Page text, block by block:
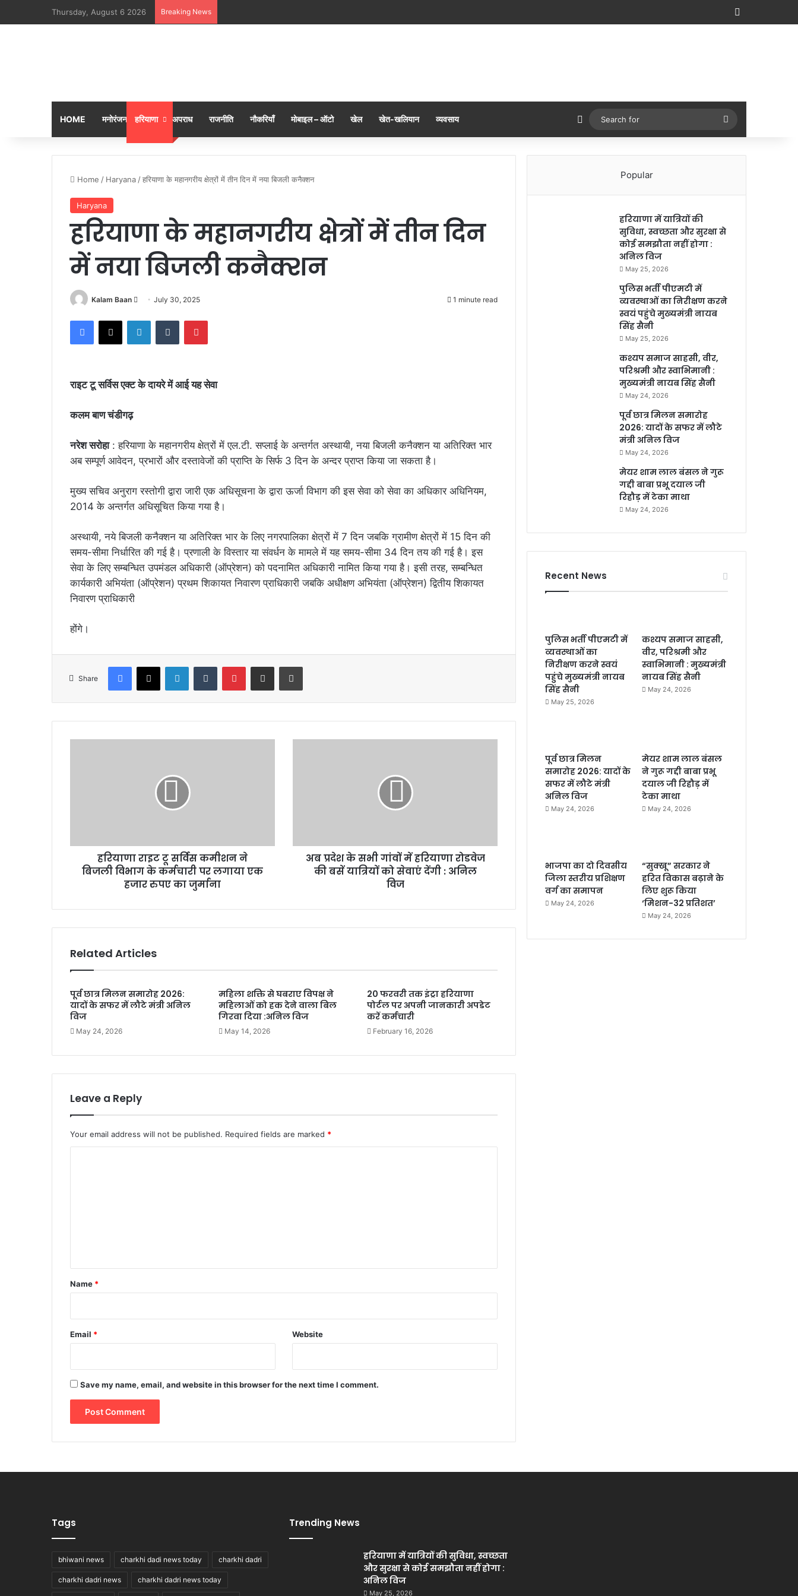
Thursday, August 6 2026 Breaking News
HOME मनोरंजन हरियाणा अपराध राजनीति नौकरियाँ मोबाइल – ऑटो खेल खेत-खलियान व्यवसाय Switch skin
Search
for
Home / Haryana /हरियाणा के महानगरीय क्षेत्रों में तीन दिन में नया बिजली कनैक्शन
Haryana
हरियाणा के महानगरीय क्षेत्रों में तीन दिन
में नया बिजली कनैक्शन
Kalam Baan
Send
email
July 30, 2025 1 minute read
Facebook
X LinkedInTumblr Pinterest
राइट टू सर्विस एक्ट के दायरे में आई यह सेवा
कलम बाण चंडीगढ़
नरेश सरोहा: हरियाणा के महानगरीय क्षेत्रों में एल.टी. सप्लाई के अन्तर्गत अस्थायी, नया बिजली कनैक्शन या अतिरिक्त भार
अब सम्पूर्ण आवेदन, प्रभारों और दस्तावेजों की प्राप्ति के सिर्फ 3 दिन के अन्दर प्राप्त किया जा सकता है।
मुख्य सचिव अनुराग रस्तोगी द्वारा जारी एक अधिसूचना के द्वारा ऊर्जा विभाग की इस सेवा को सेवा का अधिकार अधिनियम,
2014 के अन्तर्गत अधिसूचित किया गया है।
अस्थायी, नये बिजली कनैक्शन या अतिरिक्त भार के लिए नगरपालिका क्षेत्रों में 7 दिन जबकि ग्रामीण क्षेत्रों में 15 दिन की
समय-सीमा निर्धारित की गई है। प्रणाली के विस्तार या संवर्धन के मामले में यह समय-सीमा 34 दिन तय की गई है। इस
सेवा के लिए सम्बन्धित उपमंडल अधिकारी (ऑप्रेशन) को पदनामित अधिकारी नामित किया गया है। इसी तरह, सम्बन्धित
कार्यकारी अभियंता (ऑप्रेशन) प्रथम शिकायत निवारण प्राधिकारी जबकि अधीक्षण अभियंता (ऑप्रेशन) द्वितीय शिकायत
निवारण प्राधिकारी
होंगे।
Share
Facebook
X LinkedInTumblr PinterestShare via Email Print
हरियाणा राइट टू सर्विस कमीशन ने
बिजली विभाग के कर्मचारी पर लगाया एक
हजार रुपए का जुर्माना
अब प्रदेश के सभी गांवों में हरियाणा रोडवेज
की बसें यात्रियों को सेवाएं देंगी : अनिल
विज
Related Articles
पूर्व छात्र मिलन समारोह 2026:
यादों के सफर में लौटे मंत्री अनिल
विज
May 24, 2026
महिला शक्ति से घबराए विपक्ष ने
महिलाओं को हक देने वाला बिल
गिरवा दिया :अनिल विज
May 14, 2026
20 फरवरी तक इंट्रा हरियाणा
पोर्टल पर अपनी जानकारी अपडेट
करें कर्मचारी
February 16, 2026
Leave a Reply
Your email address will not be published. Required fields are marked *
*
Name *
Email * Website
Save my name, email, and website in this browser for the next time I comment.
Popular
हरियाणा में यात्रियों की
सुविधा, स्वच्छता और सुरक्षा से
कोई समझौता नहीं होगा :
अनिल विज
May 25, 2026
पुलिस भर्ती पीएमटी में
व्यवस्थाओं का निरीक्षण करने
स्वयं पहुंचे मुख्यमंत्री नायब
सिंह सैनी
May 25, 2026
कश्यप समाज साहसी, वीर,
परिश्रमी और स्वाभिमानी :
मुख्यमंत्री नायब सिंह सैनी
May 24, 2026
पूर्व छात्र मिलन समारोह
2026: यादों के सफर में लौटे
मंत्री अनिल विज
May 24, 2026
मेयर शाम लाल बंसल ने गुरू
गद्दी बाबा प्रभू दयाल जी
रिहौड़ में टेका माथा
May 24, 2026
Recent News
पुलिस भर्ती पीएमटी में
व्यवस्थाओं का
निरीक्षण करने स्वयं
पहुंचे मुख्यमंत्री नायब
सिंह सैनी
May 25, 2026
कश्यप समाज साहसी,
वीर, परिश्रमी और
स्वाभिमानी : मुख्यमंत्री
नायब सिंह सैनी
May 24, 2026
पूर्व छात्र मिलन
समारोह 2026: यादों के
सफर में लौटे मंत्री
अनिल विज
May 24, 2026
मेयर शाम लाल बंसल
ने गुरू गद्दी बाबा प्रभू
दयाल जी रिहौड़ में
टेका माथा
May 24, 2026
भाजपा का दो दिवसीय
जिला स्तरीय प्रशिक्षण
वर्ग का समापन
May 24, 2026
“सुक्खू” सरकार ने
हरित विकास बढ़ाने के
लिए शुरू किया
‘मिशन-32 प्रतिशत’
May 24, 2026
Tags
bhiwani news charkhi dadi news today charkhi dadri
charkhi dadri news charkhi dadri news today
Trending News
हरियाणा में यात्रियों की सुविधा, स्वच्छता
और सुरक्षा से कोई समझौता नहीं होगा :
अनिल विज
May 25, 2026